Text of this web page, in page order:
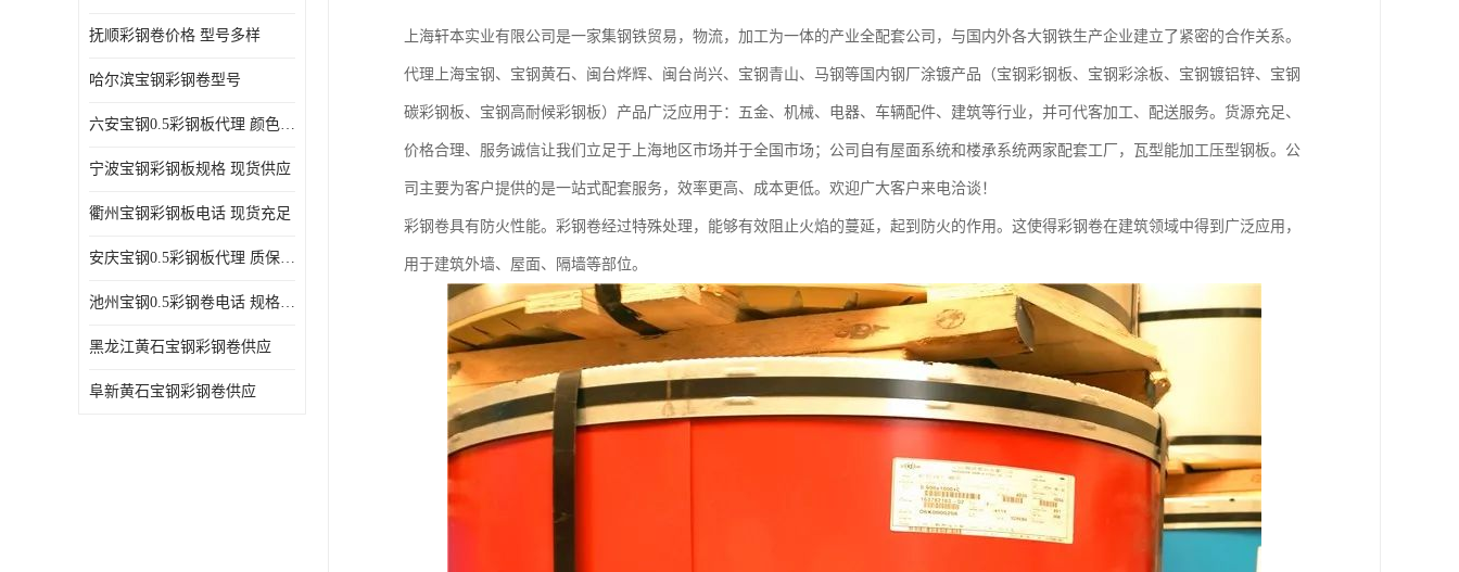
抚顺彩钢卷价格 型号多样
哈尔滨宝钢彩钢卷型号
六安宝钢0.5彩钢板代理 颜色定制
宁波宝钢彩钢板规格 现货供应
衢州宝钢彩钢板电话 现货充足
安庆宝钢0.5彩钢板代理 质保十年起
池州宝钢0.5彩钢卷电话 规格多样
黑龙江黄石宝钢彩钢卷供应
阜新黄石宝钢彩钢卷供应
上海轩本实业有限公司是一家集钢铁贸易，物流，加工为一体的产业全配套公司，与国内外各大钢铁生产企业建立了紧密的合作关系。
代理上海宝钢、宝钢黄石、闽台烨辉、闽台尚兴、宝钢青山、马钢等国内钢厂涂镀产品（宝钢彩钢板、宝钢彩涂板、宝钢镀铝锌、宝钢
碳彩钢板、宝钢高耐候彩钢板）产品广泛应用于：五金、机械、电器、车辆配件、建筑等行业，并可代客加工、配送服务。货源充足、
价格合理、服务诚信让我们立足于上海地区市场并于全国市场；公司自有屋面系统和楼承系统两家配套工厂，瓦型能加工压型钢板。公
司主要为客户提供的是一站式配套服务，效率更高、成本更低。欢迎广大客户来电洽谈！
彩钢卷具有防火性能。彩钢卷经过特殊处理，能够有效阻止火焰的蔓延，起到防火的作用。这使得彩钢卷在建筑领域中得到广泛应用，
用于建筑外墙、屋面、隔墙等部位。